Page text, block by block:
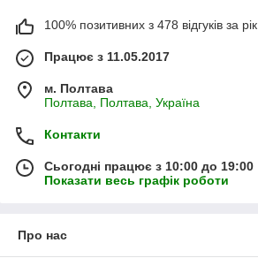
100% позитивних з 478 відгуків за рік
Працює з 11.05.2017
м. Полтава
Полтава, Полтава, Україна
Контакти
Сьогодні працює з 10:00 до 19:00
Показати весь графік роботи
Про нас